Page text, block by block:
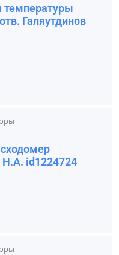
температуры
Галяутдинов
id1224724